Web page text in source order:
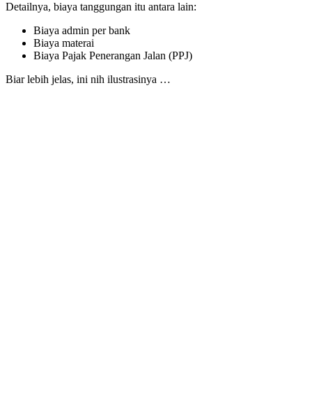
Detailnya, biaya tanggungan itu antara lain:
Biaya admin per bank
Biaya materai
Biaya Pajak Penerangan Jalan (PPJ)
Biar lebih jelas, ini nih ilustrasinya …